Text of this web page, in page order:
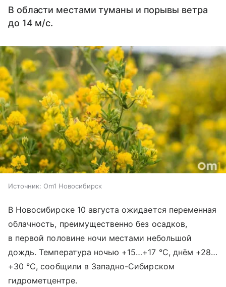
В области местами туманы и порывы ветра
до 14 м/с.
Источник: Om1 Новосибирск
В Новосибирске 10 августа ожидается переменная
облачность, преимущественно без осадков,
в первой половине ночи местами небольшой
дождь. Температура ночью +15…+17 °C, днём +28…
+30 °C, сообщили в Западно-Сибирском
гидрометцентре.